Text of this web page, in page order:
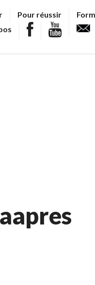
Pour réussir